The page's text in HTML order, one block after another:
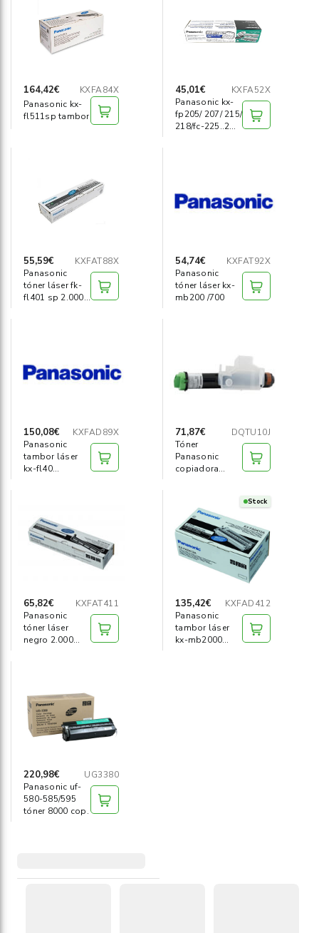
164,42€
KXFA84X
Panasonic kx-
fl511sp tambor
45,01€
KXFA52X
Panasonic kx-
fp205/ 207/ 215/
218/fc-225..2
55,59€
KXFAT88X
Panasonic
tóner láser fk-
fl401 sp 2.000
54,74€
KXFAT92X
Panasonic
tóner láser kx-
mb200 /700
150,08€
KXFAD89X
Panasonic
tambor láser
kx-fl40
71,87€
DQTU10J
Tóner
Panasonic
copiadora
65,82€
KXFAT411
Panasonic
tóner láser
negro 2.000
Stock
135,42€
KXFAD412
Panasonic
tambor láser
kx-mb2000
220,98€
UG3380
Panasonic uf-
580-585/595
tóner 8000 cop.